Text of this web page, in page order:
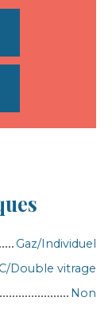
Gaz/Individuel
Double vitrage
Non